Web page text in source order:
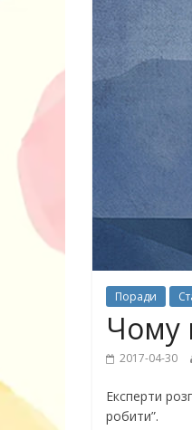
Поради
Чому
2017-04-30
Експерти
робити”.